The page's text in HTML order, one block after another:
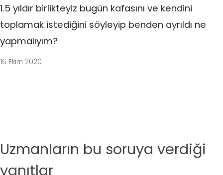
1.5 yıldır birlikteyiz bugün kafasını ve kendini
toplamak istediğini söyleyip benden ayrıldı ne
yapmalıyım?
16 Ekim 2020
Uzmanların bu soruya verdiği
yanıtlar